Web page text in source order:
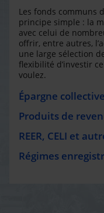
Les fonds communs
principe simple : la
avec celui de
offrir, entre autres,
une large sélection
flexibilité d’investir
voulez.
Épargne collective
Produits de
REER, CELI et
Régimes